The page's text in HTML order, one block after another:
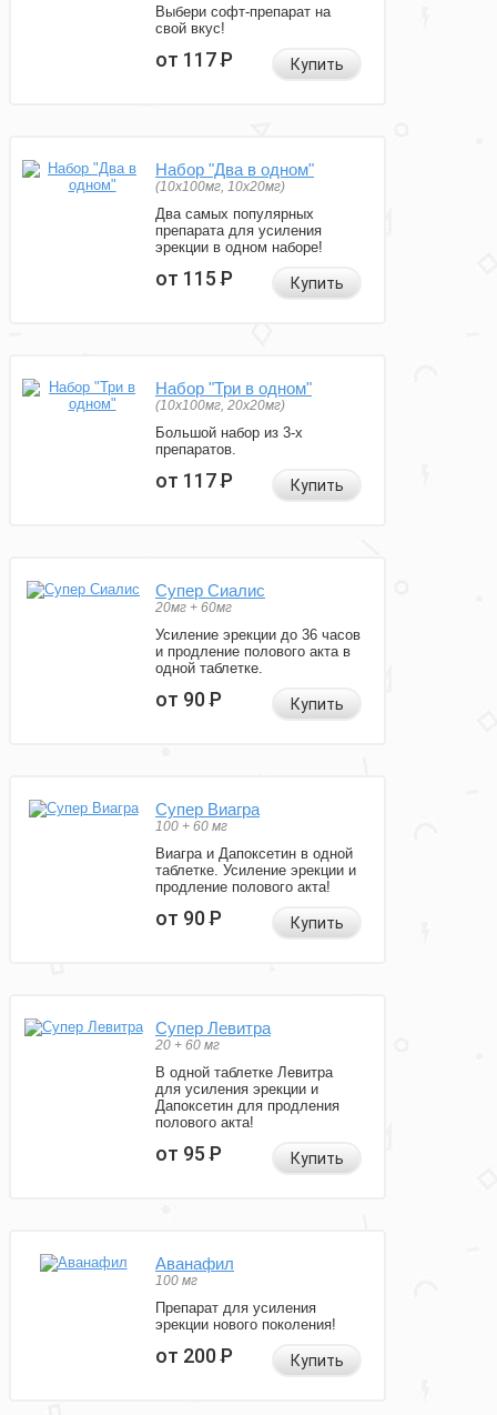
Выбери софт-препарат на
свой вкус!
от 117Р Купить
Набор "Два в одном"
(10x100мг, 10x20мг)
Два самых популярных
препарата для усиления
эрекции в одном наборе!
от 115Р Купить
Набор "Три в одном"
(10x100мг, 20x20мг)
Большой набор из 3-х
препаратов.
от 117Р Купить
Супер Сиалис
20мг + 60мг
Усиление эрекции до 36 часов
и продление полового акта в
одной таблетке.
от 90Р Купить
Супер Виагра
100 + 60 мг
Виагра и Дапоксетин в одной
таблетке. Усиление эрекции и
продление полового акта!
от 90Р Купить
Супер Левитра
20 + 60 мг
В одной таблетке Левитра
для усиления эрекции и
Дапоксетин для продления
полового акта!
от 95Р Купить
Аванафил
100 мг
Препарат для усиления
эрекции нового поколения!
от 200Р Купить